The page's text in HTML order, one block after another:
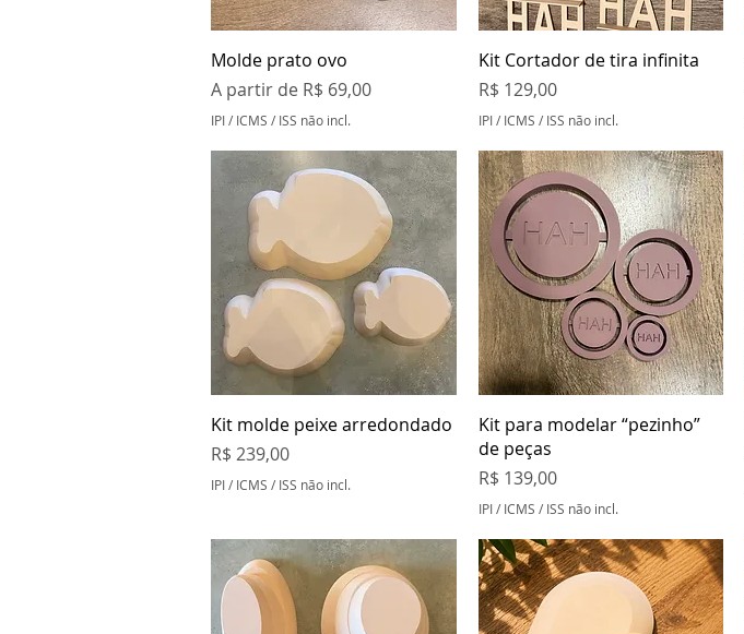
Visualização rápida
Molde prato ovo
A partir de R$ 69,00
Preço promocional
IPI / ICMS / ISS não incl.
Visualização rápida
Kit Cortador de tira infinita
Preço
R$ 129,00
IPI / ICMS / ISS não incl.
Visualização rápida
Kit molde peixe arredondado
Preço
R$ 239,00
IPI / ICMS / ISS não incl.
Visualização rápida
Kit para modelar “pezinho”
de peças
Preço
R$ 139,00
IPI / ICMS / ISS não incl.